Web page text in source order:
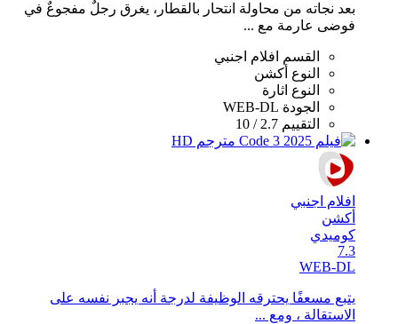
بعد نجاته من محاولة انتحار بالقطار، يغرق رجلٌ مفجوعٌ في
فوضى عارمة مع ...
القسم
افلام اجنبي
النوع أكشن
النوع اثارة
الجودة WEB-DL
التقييم 2.7 / 10
افلام اجنبي
أكشن
كوميدي
7.3
WEB-DL
يتبع مسعفًا يحترقه الوظيفة لدرجة أنه يجبر نفسه على
الاستقالة ، ومع ...